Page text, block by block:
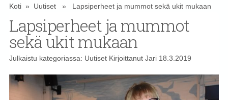
Koti» Uutiset» Lapsiperheet ja mummot sekä ukit mukaan
Lapsiperheet ja mummot
sekä ukit mukaan
Julkaistu kategoriassa: UutisetKirjoittanut Jari18.3.2019